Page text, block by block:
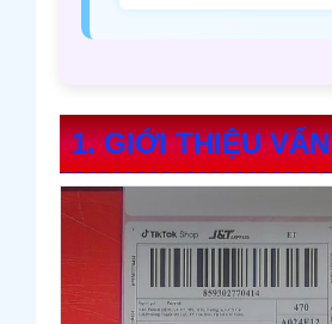
1. GIỚI THIỆU